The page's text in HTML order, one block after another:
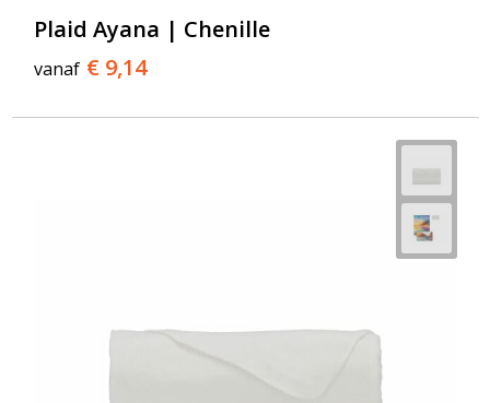
Plaid Ayana | Chenille
vanaf € 9,14